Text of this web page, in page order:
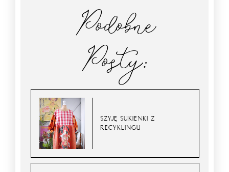
Podobne
Posty:
SZYJĘ SUKIENKI Z
RECYKLINGU